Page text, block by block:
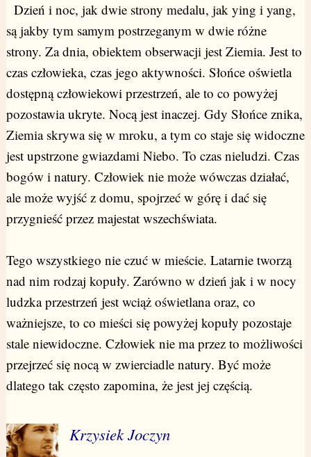
Dzień i noc, jak dwie strony medalu, jak ying i yang,
są jakby tym samym postrzeganym w dwie różne
strony. Za dnia, obiektem obserwacji jest Ziemia. Jest to
czas człowieka, czas jego aktywności. Słońce oświetla
dostępną człowiekowi przestrzeń, ale to co powyżej
pozostawia ukryte. Nocą jest inaczej. Gdy Słońce znika,
Ziemia skrywa się w mroku, a tym co staje się widoczne
jest upstrzone gwiazdami Niebo. To czas nieludzi. Czas
bogów i natury. Człowiek nie może wówczas działać,
ale może wyjść z domu, spojrzeć w górę i dać się
przygnieść przez majestat wszechświata.
Tego wszystkiego nie czuć w mieście. Latarnie tworzą
nad nim rodzaj kopuły. Zarówno w dzień jak i w nocy
ludzka przestrzeń jest wciąż oświetlana oraz, co
ważniejsze, to co mieści się powyżej kopuły pozostaje
stale niewidoczne. Człowiek nie ma przez to możliwości
przejrzeć się nocą w zwierciadle natury. Być może
dlatego tak często zapomina, że jest jej częścią.
Krzysiek Joczyn